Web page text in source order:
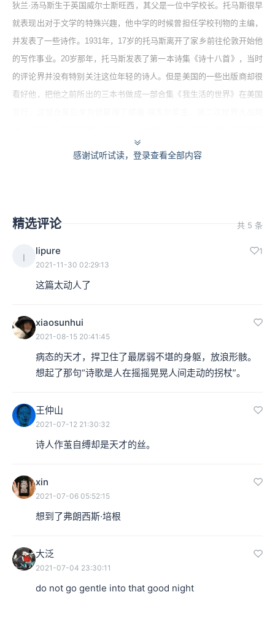
狄兰·汤马斯生于英国威尔士斯旺西，其父是一位中学校长。托马斯很早
就表现出对于文学的特殊兴趣，他中学的时候曾担任学校刊物的主编，
并发表了一些诗作。1931年，17岁的托马斯离开了家乡前往伦敦开始他
的写作事业。20岁那年，托马斯发表了第一本诗集《诗十八首》，当时
的评论界并没有特别关注这位年轻的诗人。但是美国的一些出版商却很
看好他，把他之前所出的三本书做成一部合集《我生活的世界》在美国
稿播音。1946年，托马斯发表了他最重要的一部诗集《死亡和出场》，
自幼还落下了支气管炎，可是一种孩童精神导致他蔑视这
的诗句来了。在旋风般的纽约，没有人在乎他外貌中透出
的症状，那明显的浮肿，人们却觉得这不过是他标志性的
经有了三个孩子、却仍然拒绝长大的诗人，让他仍然活在
感谢试听试读，登录查看全部内容
精选评论 共 5 条
l
lipure 1
2021-11-30 02:29:13
这篇太动人了
xiaosunhui
2021-08-15 20:41:45
病态的天才，捍卫住了最孱弱不堪的身躯，放浪形骸。
想起了那句“诗歌是人在摇摇晃晃人间走动的拐杖”。
王仲山
2021-07-12 21:30:32
诗人作茧自缚却是天才的丝。
xin
2021-07-06 05:52:15
想到了弗朗西斯·培根
大泛
2021-07-04 23:30:11
do not go gentle into that good night